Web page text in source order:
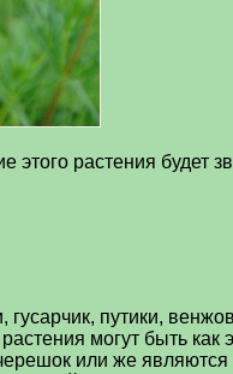
этого растения будет
путики,
могут быть как
или же являются